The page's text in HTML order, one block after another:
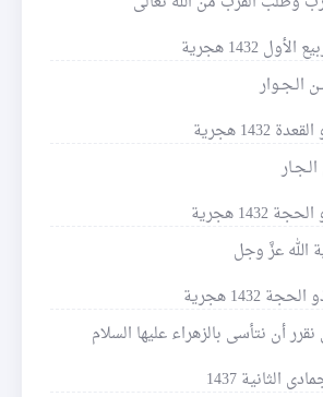
الـجـوار
الله عزَّ وجل
أن نتأسى بالزهراء عليها السلام